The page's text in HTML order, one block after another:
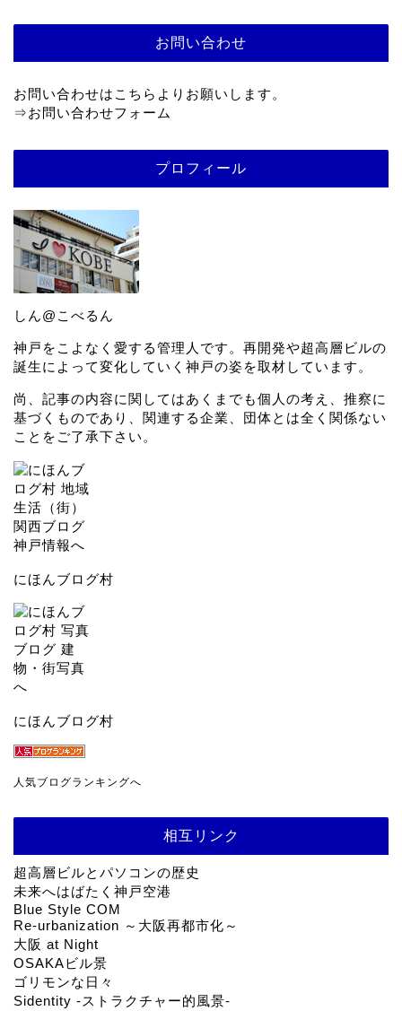
お問い合わせ
お問い合わせはこちらよりお願いします。
⇒お問い合わせフォーム
プロフィール
しん@こべるん
神戸をこよなく愛する管理人です。再開発や超高層ビルの
誕生によって変化していく神戸の姿を取材しています。
尚、記事の内容に関してはあくまでも個人の考え、推察に
基づくものであり、関連する企業、団体とは全く関係ない
ことをご了承下さい。
にほんブログ村
にほんブログ村
人気ブログランキングへ
相互リンク
超高層ビルとパソコンの歴史
未来へはばたく神戸空港
Blue Style COM
Re-urbanization ～大阪再都市化～
大阪 at Night
OSAKAビル景
ゴリモンな日々
Sidentity -ストラクチャー的風景-